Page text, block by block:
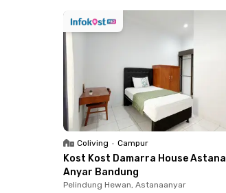
Coliving • Campur
Kost Kost Damarra House Astana
Anyar Bandung
Pelindung Hewan, Astanaanyar